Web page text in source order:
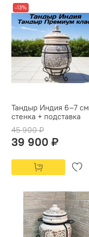
-13%
Тандыр Индия 6–7 см
стенка + подставка
45 900 ₽
39 900 ₽